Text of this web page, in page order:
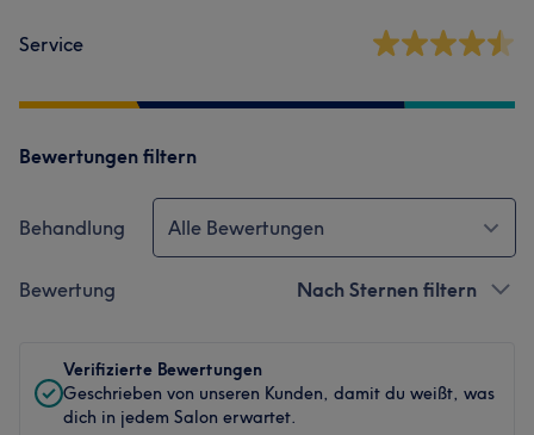
Service
Bewertungen filtern
Behandlung Alle Bewertungen
Bewertung Nach Sternen filtern
Verifizierte Bewertungen
Geschrieben von unseren Kunden, damit du weißt, was
dich in jedem Salon erwartet.